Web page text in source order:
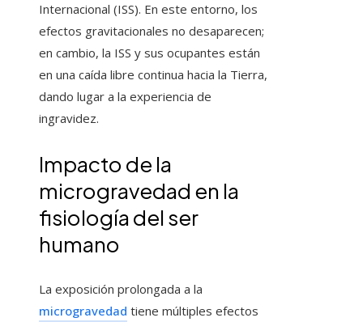
Internacional (ISS). En este entorno, los
efectos gravitacionales no desaparecen;
en cambio, la ISS y sus ocupantes están
en una caída libre continua hacia la Tierra,
dando lugar a la experiencia de
ingravidez.
Impacto de la
microgravedad en la
fisiología del ser
humano
La exposición prolongada a la
microgravedad tiene múltiples efectos